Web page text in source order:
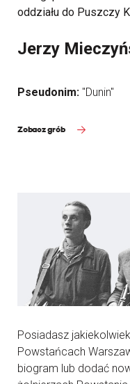
oddziału do Puszczy
Jerzy
Pseudonim: "Dunin"
Zobacz grób
Posiadasz
Powstańcach
biogram lub dodać